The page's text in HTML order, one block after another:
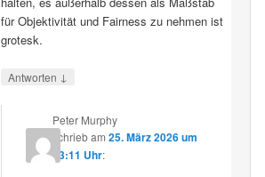
für Objektivität und Fairness zu nehmen ist
grotesk.
Antworten ↓
Peter Murphy
schriebam 25. März 2026 um
23:11 Uhr: